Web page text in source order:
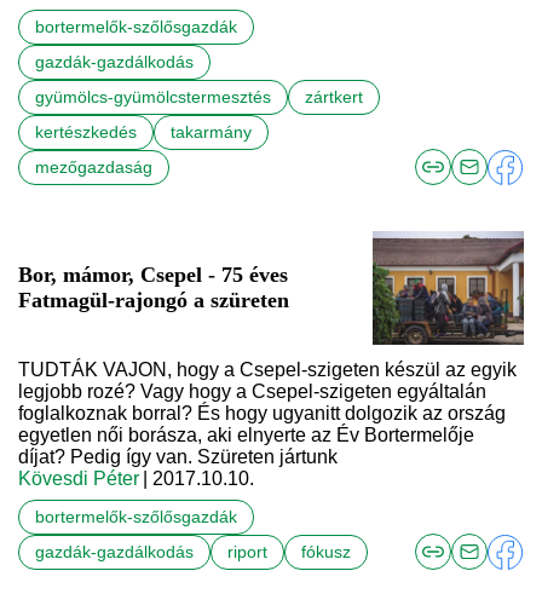
bortermelők-szőlősgazdák
gazdák-gazdálkodás
gyümölcs-gyümölcstermesztés
zártkert
kertészkedés
takarmány
mezőgazdaság
Bor, mámor, Csepel - 75 éves
Fatmagül-rajongó a szüreten
TUDTÁK VAJON, hogy a Csepel-szigeten készül az egyik
legjobb rozé? Vagy hogy a Csepel-szigeten egyáltalán
foglalkoznak borral? És hogy ugyanitt dolgozik az ország
egyetlen női borásza, aki elnyerte az Év Bortermelője
díjat? Pedig így van. Szüreten jártunk
Kövesdi Péter
| 2017.10.10.
bortermelők-szőlősgazdák
gazdák-gazdálkodás
riport fókusz